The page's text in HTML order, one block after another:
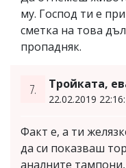
му. Господ ти е
сметка на това
пропадняк.
7. Тройката,
22.02.2019
Факт е, а ти
да си показваш
аналните тампони,